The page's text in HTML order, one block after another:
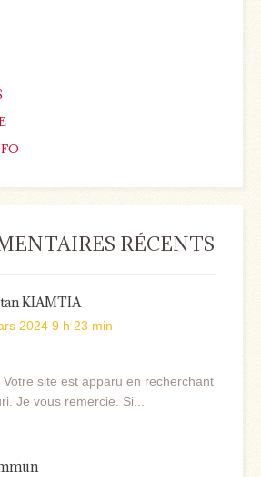
RÉCENTS
KIAMTIA
2024 9 h 23 min
Votre site est apparu en recherchant
Je vous remercie. Si...